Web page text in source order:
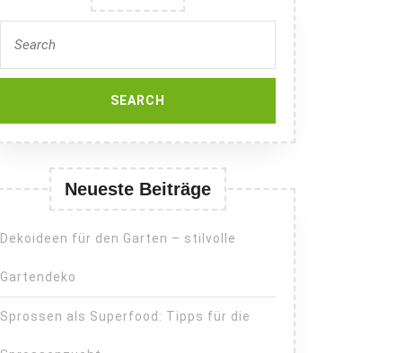
for:
Neueste Beiträge
Dekoideen für den Garten – stilvolle
Gartendeko
Sprossen als Superfood: Tipps für die